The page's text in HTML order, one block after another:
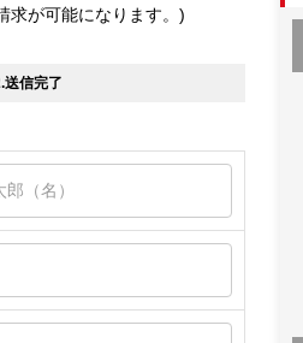
求が可能になります。)
送信完了